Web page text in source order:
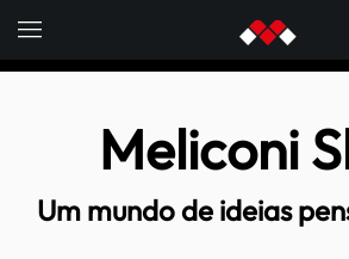
Skip to main content
Meliconi
Um mundo de ideias